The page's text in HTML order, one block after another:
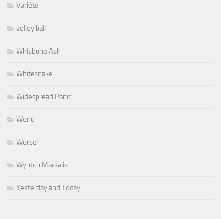
Variété
volley ball
Whisbone Ash
Whitesnake
Widespread Panic
World
Wursel
Wynton Marsalis
Yesterday and Today